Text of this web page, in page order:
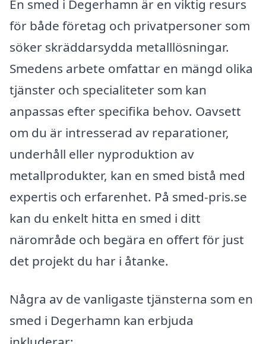
En smed i Degerhamn är en viktig resurs
för både företag och privatpersoner som
söker skräddarsydda metalllösningar.
Smedens arbete omfattar en mängd olika
tjänster och specialiteter som kan
anpassas efter specifika behov. Oavsett
om du är intresserad av reparationer,
underhåll eller nyproduktion av
metallprodukter, kan en smed bistå med
expertis och erfarenhet. På smed-pris.se
kan du enkelt hitta en smed i ditt
närområde och begära en offert för just
det projekt du har i åtanke.
Några av de vanligaste tjänsterna som en
smed i Degerhamn kan erbjuda